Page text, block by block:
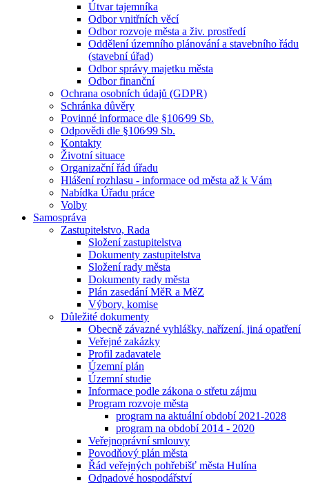
Útvar tajemníka
Odbor vnitřních věcí
Odbor rozvoje města a živ. prostředí
Oddělení územního plánování a stavebního řádu
(stavební úřad)
Odbor správy majetku města
Odbor finanční
Ochrana osobních údajů (GDPR)
Schránka důvěry
Povinné informace dle §106⁄99 Sb.
Odpovědi dle §106⁄99 Sb.
Kontakty
Životní situace
Organizační řád úřadu
Hlášení rozhlasu - informace od města až k Vám
Nabídka Úřadu práce
Volby
Samospráva
Zastupitelstvo, Rada
Složení zastupitelstva
Dokumenty zastupitelstva
Složení rady města
Dokumenty rady města
Plán zasedání MěR a MěZ
Výbory, komise
Důležité dokumenty
Obecně závazné vyhlášky, nařízení, jiná opatření
Veřejné zakázky
Profil zadavatele
Územní plán
Územní studie
Informace podle zákona o střetu zájmu
Program rozvoje města
program na aktuální období 2021-2028
program na období 2014 - 2020
Veřejnoprávní smlouvy
Povodňový plán města
Řád veřejných pohřebišť města Hulína
Odpadové hospodářství